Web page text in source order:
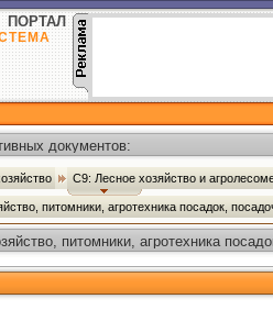
документов:
С9: Лесное хозяйство и
питомники, агротехника посадок,
питомники, агротехника